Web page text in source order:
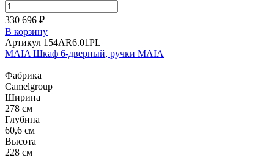
330 696 ₽
В корзину
Артикул 154AR6.01PL
MAIA Шкаф 6-дверный, ручки MAIA
Фабрика
Camelgroup
Ширина
278 см
Глубина
60,6 см
Высота
228 см